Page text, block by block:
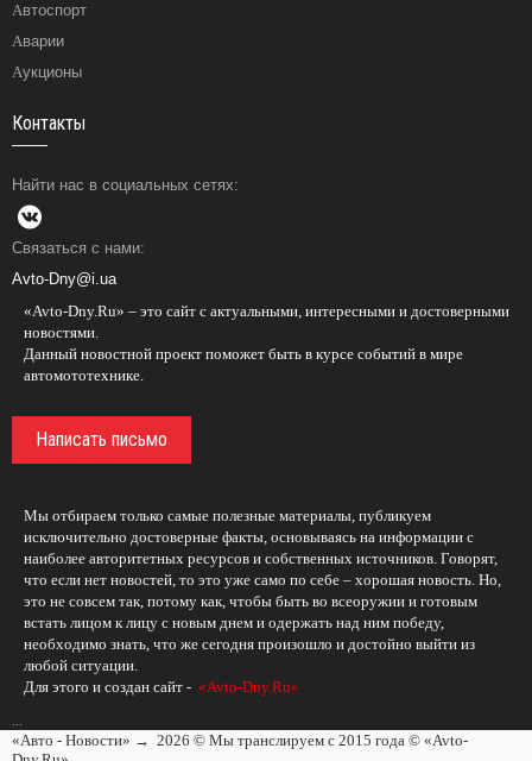
Автоспорт
Аварии
Аукционы
Контакты
Найти нас в социальных сетях:
Связаться с нами:
Avto-Dny@i.ua
«Avto-Dny.Ru» – это сайт с актуальными, интересными и достоверными
новостями.
Данный новостной проект поможет быть в курсе событий в мире
автомототехнике.
Написать письмо
Мы отбираем только самые полезные материалы, публикуем
исключительно достоверные факты, основываясь на информации с
наиболее авторитетных ресурсов и собственных источников. Говорят,
что если нет новостей, то это уже само по себе – хорошая новость. Но,
это не совсем так, потому как, чтобы быть во всеоружии и готовым
встать лицом к лицу с новым днем и одержать над ним победу,
необходимо знать, что же сегодня произошло и достойно выйти из
любой ситуации.
Для этого и создан сайт - «Avto-Dny.Ru»
«Авто - Новости» → 2026 © Мы транслируем с 2015 года © «Avto-